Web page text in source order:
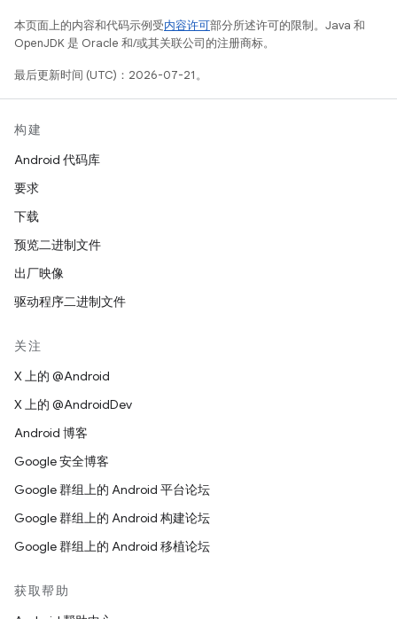
本页面上的内容和代码示例受内容许可部分所述许可的限制。Java 和
OpenJDK 是 Oracle 和/或其关联公司的注册商标。
最后更新时间 (UTC)：2026-07-21。
构建
Android 代码库
要求
下载
预览二进制文件
出厂映像
驱动程序二进制文件
关注
X 上的 @Android
X 上的 @AndroidDev
Android 博客
Google 安全博客
Google 群组上的 Android 平台论坛
Google 群组上的 Android 构建论坛
Google 群组上的 Android 移植论坛
获取帮助